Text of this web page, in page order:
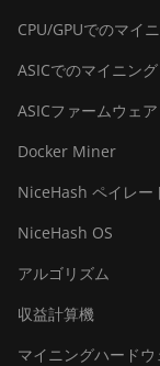
Pro (96Th)
BITMAIN
Pro (120Th)
BITMAIN
(580Th)
BITMAIN
Hyd. 3U
CPU/GPUでのマイ
ASICでのマイニング
ASICファームウェア
Docker Miner
NiceHash ペイレー
NiceHash OS
アルゴリズム
収益計算機
マイニングハードウ